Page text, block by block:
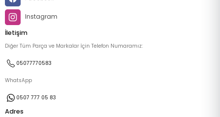
Instagram
İletişim
Diğer Tüm Parça ve Markalar İçin Telefon Numaramız:
05077770583
WhatsApp
0507 777 05 83
Adres